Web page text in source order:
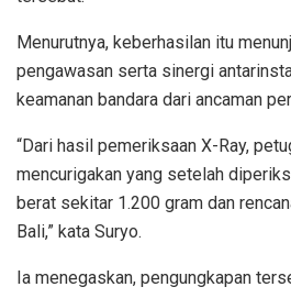
Menurutnya, keberhasilan itu
pengawasan serta sinergi
keamanan bandara dari ancaman
“Dari hasil pemeriksaan X-Ray,
mencurigakan yang setelah
berat sekitar 1.200 gram dan
Bali,” kata Suryo.
Ia menegaskan, pengungkapan